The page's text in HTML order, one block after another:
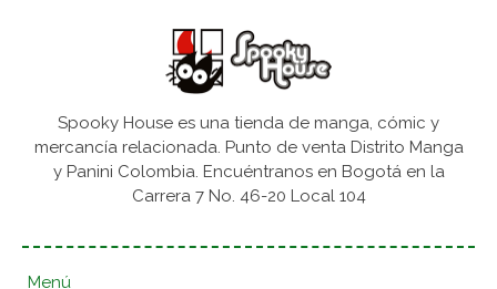
Spooky House es una tienda de manga, cómic y
mercancía relacionada. Punto de venta Distrito Manga
y Panini Colombia. Encuéntranos en Bogotá en la
Carrera 7 No. 46-20 Local 104
Menú